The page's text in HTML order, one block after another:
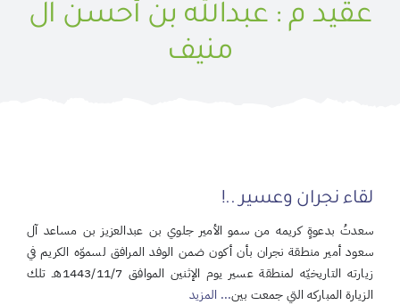
عقيد م : عبدالله بن أحسن آل
منيف
لقاء نجران وعسير ..!
سعدتُ بدعوةٍ كريمه من سمو الأمير جلوي بن عبدالعزيز بن مساعد آل
سعود أمير منطقة نجران بأن أكون ضمن الوفد المرافق لسموّه الكريم في
زيارته التاريخيّه لمنطقة عسير يوم الإثنين الموافق 1443/11/7هـ تلك
الزيارة المباركه التي جمعت بين... المزيد